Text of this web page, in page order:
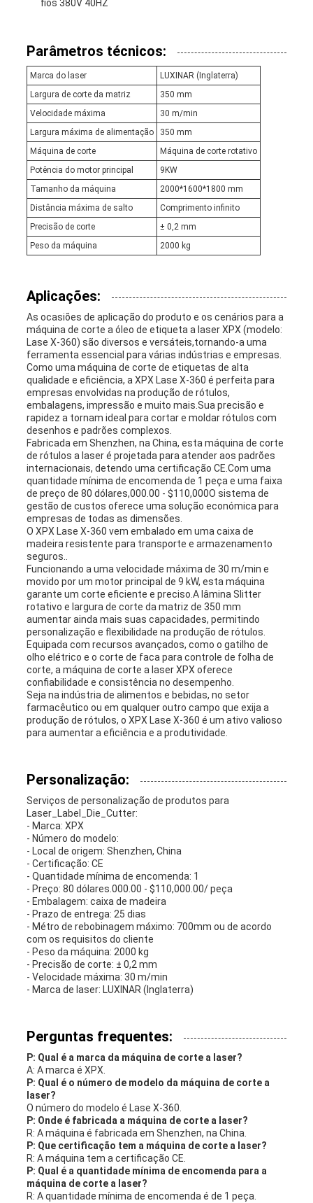
fios 380V 40HZ
Parâmetros técnicos:
Marca do laser
LUXINAR (Inglaterra)
Largura de corte da matriz
350 mm
Velocidade máxima
30 m/min
Largura máxima de alimentação
350 mm
Máquina de corte
Máquina de corte rotativo
Potência do motor principal
9KW
Tamanho da máquina
2000*1600*1800 mm
Distância máxima de salto
Comprimento infinito
Precisão de corte
± 0,2 mm
Peso da máquina
2000 kg
Aplicações:
As ocasiões de aplicação do produto e os cenários para a
máquina de corte a óleo de etiqueta a laser XPX (modelo:
Lase X-360) são diversos e versáteis,tornando-a uma
ferramenta essencial para várias indústrias e empresas.
Como uma máquina de corte de etiquetas de alta
qualidade e eficiência, a XPX Lase X-360 é perfeita para
empresas envolvidas na produção de rótulos,
embalagens, impressão e muito mais.Sua precisão e
rapidez a tornam ideal para cortar e moldar rótulos com
desenhos e padrões complexos.
Fabricada em Shenzhen, na China, esta máquina de corte
de rótulos a laser é projetada para atender aos padrões
internacionais, detendo uma certificação CE.Com uma
quantidade mínima de encomenda de 1 peça e uma faixa
de preço de 80 dólares,000.00 - $110,000O sistema de
gestão de custos oferece uma solução económica para
empresas de todas as dimensões.
O XPX Lase X-360 vem embalado em uma caixa de
madeira resistente para transporte e armazenamento
seguros..
Funcionando a uma velocidade máxima de 30 m/min e
movido por um motor principal de 9 kW, esta máquina
garante um corte eficiente e preciso.A lâmina Slitter
rotativo e largura de corte da matriz de 350 mm
aumentar ainda mais suas capacidades, permitindo
personalização e flexibilidade na produção de rótulos.
Equipada com recursos avançados, como o gatilho de
olho elétrico e o corte de faca para controle de folha de
corte, a máquina de corte a laser XPX oferece
confiabilidade e consistência no desempenho.
Seja na indústria de alimentos e bebidas, no setor
farmacêutico ou em qualquer outro campo que exija a
produção de rótulos, o XPX Lase X-360 é um ativo valioso
para aumentar a eficiência e a produtividade.
Personalização:
Serviços de personalização de produtos para
Laser_Label_Die_Cutter:
- Marca: XPX
- Número do modelo:
- Local de origem: Shenzhen, China
- Certificação: CE
- Quantidade mínima de encomenda: 1
- Preço: 80 dólares.000.00 - $110,000.00/ peça
- Embalagem: caixa de madeira
- Prazo de entrega: 25 dias
- Métro de rebobinagem máximo: 700mm ou de acordo
com os requisitos do cliente
- Peso da máquina: 2000 kg
- Precisão de corte: ± 0,2 mm
- Velocidade máxima: 30 m/min
- Marca de laser: LUXINAR (Inglaterra)
Perguntas frequentes:
P: Qual é a marca da máquina de corte a laser?
A: A marca é XPX.
P: Qual é o número de modelo da máquina de corte a
laser?
O número do modelo é Lase X-360.
P: Onde é fabricada a máquina de corte a laser?
R: A máquina é fabricada em Shenzhen, na China.
P: Que certificação tem a máquina de corte a laser?
R: A máquina tem a certificação CE.
P: Qual é a quantidade mínima de encomenda para a
máquina de corte a laser?
R: A quantidade mínima de encomenda é de 1 peça.